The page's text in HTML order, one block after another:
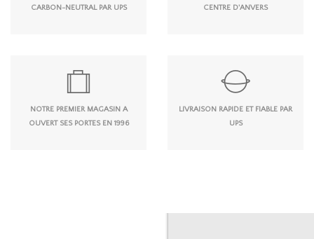
CARBON-NEUTRAL PAR UPS
CENTRE D'ANVERS
NOTRE PREMIER MAGASIN A
OUVERT SES PORTES EN 1996
LIVRAISON RAPIDE ET FIABLE PAR
UPS